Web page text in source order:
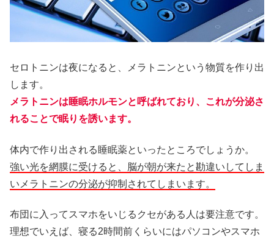
セロトニンは夜になると、メラトニンという物質を作り出
します。
メラトニンは睡眠ホルモンと呼ばれており、これが分泌さ
れることで眠りを誘います。
体内で作り出される睡眠薬といったところでしょうか。
強い光を網膜に受けると、脳が朝が来たと勘違いしてしま
いメラトニンの分泌が抑制されてしまいます。
布団に入ってスマホをいじるクセがある人は要注意です。
理想でいえば、寝る2時間前くらいにはパソコンやスマホ